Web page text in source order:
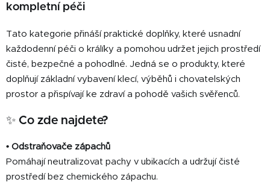
a
í
p
r
v
p
i
kompletní péči
Tato kategorie přináší praktické doplňky, které usnadní
každodenní péči o králíky a pomohou udržet jejich prostředí
čisté, bezpečné a pohodlné. Jedná se o produkty, které
doplňují základní vybavení klecí, výběhů i chovatelských
prostor a přispívají ke zdraví a pohodě vašich svěřenců.
✨ Co zde najdete?
• Odstraňovače zápachů
Pomáhají neutralizovat pachy v ubikacích a udržují čisté
prostředí bez chemického zápachu.